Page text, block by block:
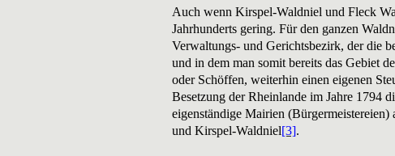
Auch wenn Kirspel-Waldniel und Fleck
Jahrhunderts gering. Für den ganzen
Verwaltungs- und Gerichtsbezirk, der die
und in dem man somit bereits das Gebiet
oder Schöffen, weiterhin einen eigenen
Besetzung der Rheinlande im Jahre 1794
eigenständige Mairien
und Kirspel-Waldniel[3].